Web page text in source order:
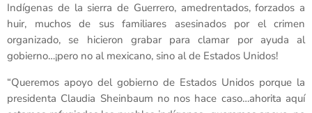
Indígenas de la sierra de Guerrero, amedrentados, forzados a
huir, muchos de sus familiares asesinados por el crimen
organizado, se hicieron grabar para clamar por ayuda al
gobierno…¡pero no al mexicano, sino al de Estados Unidos!
“Queremos apoyo del gobierno de Estados Unidos porque la
presidenta Claudia Sheinbaum no nos hace caso…ahorita aquí